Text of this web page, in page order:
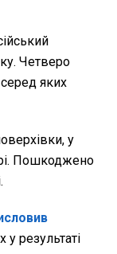
Четверо
яких
у
Пошкоджено
у результаті